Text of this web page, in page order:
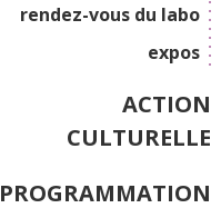
rendez-vous du labo
expos
ACTION
CULTURELLE
PROGRAMMATION